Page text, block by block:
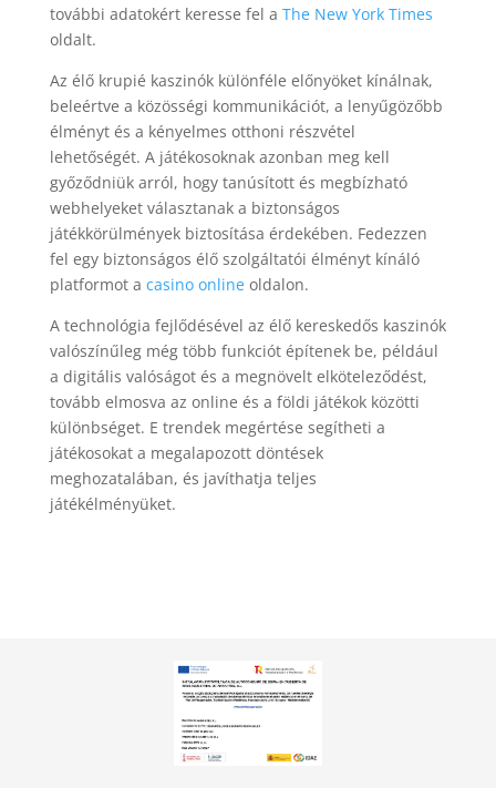
további adatokért keresse fel a The New York Times
oldalt.
Az élő krupié kaszinók különféle előnyöket kínálnak,
beleértve a közösségi kommunikációt, a lenyűgözőbb
élményt és a kényelmes otthoni részvétel
lehetőségét. A játékosoknak azonban meg kell
győződniük arról, hogy tanúsított és megbízható
webhelyeket választanak a biztonságos
játékkörülmények biztosítása érdekében. Fedezzen
fel egy biztonságos élő szolgáltatói élményt kínáló
platformot a casino onlineoldalon.
A technológia fejlődésével az élő kereskedős kaszinók
valószínűleg még több funkciót építenek be, például
a digitális valóságot és a megnövelt elköteleződést,
tovább elmosva az online és a földi játékok közötti
különbséget. E trendek megértése segítheti a
játékosokat a megalapozott döntések
meghozatalában, és javíthatja teljes
játékélményüket.